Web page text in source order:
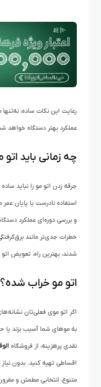
رعایت این نکات ساده،
عملکرد بهتر دستگاه خواهد
چه زمانی باید
جرقه زدن اتو مو را نباید
استفاده نادرست یا پایان
و بررسی دوره‌ای عملکرد
خطرات جدی‌تر مانند
شدند، بهترین راه، تعویض
اتو مو خراب
اگر اتو موی فعلی‌تان
به موهای شما آسیب بزند یا
نقدی پرهزینه، از فروشگاه
اقساطی تهیه کنید. بدون
متنوع، انتخابی مطمئن و